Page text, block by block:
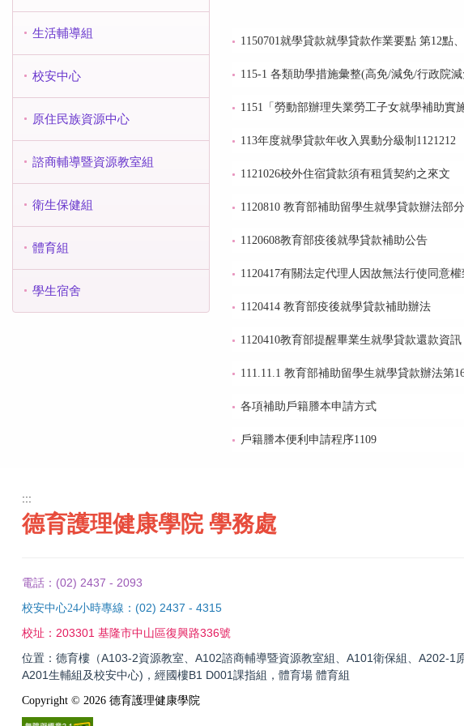
生活輔導組
校安中心
原住民族資源中心
諮商輔導暨資源教室組
衛生保健組
體育組
學生宿舍
1150701就學貸款就學貸款作業要點 第12點
115-1 各類助學措施彙整(高免/減免/行政院
1151「勞動部辦理失業勞工子女就學補助實
113年度就學貸款年收入異動分級制1121212
1121026校外住宿貸款須有租賃契約之來文
1120810 教育部補助留學生就學貸款辦法部
1120608教育部疫後就學貸款補助公告
1120417有關法定代理人因故無法行使同意
1120414 教育部疫後就學貸款補助辦法
1120410教育部提醒畢業生就學貸款還款資訊
111.11.1 教育部補助留學生就學貸款辦法第
各項補助戶籍謄本申請方式
戶籍謄本便利申請程序1109
:::
德育護理健康學院 學務處
電話： (02) 2437 - 2093
校安中心24小時專線： (02) 2437 - 4315
校址： 203301 基隆市中山區復興路336號
位置：德育樓（A103-2資源教室、A102諮商輔導暨資源教室組、A101衛保組、A202-1原
A201生輔組及校安中心)，經國樓B1 D001課指組，體育場 體育組
Copyright © 2026德育護理健康學院